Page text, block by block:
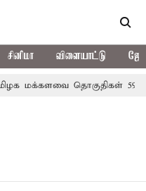
சினிமா விளையாட்டு
மக்களவை தொகுதிகள்